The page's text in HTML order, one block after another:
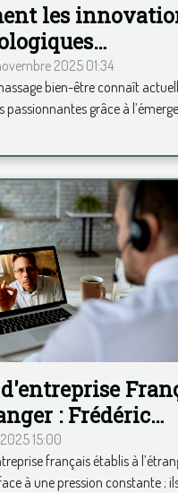
les
elles le
du massage
2025 01:34
bien-être connaît
passionnantes grâce à
: Frédéric
propose une
psy à distance
15:00
français établis à
à une pression constante ;